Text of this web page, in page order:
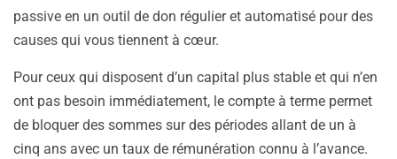
passive en un outil de don régulier et automatisé pour des
causes qui vous tiennent à cœur.
Pour ceux qui disposent d’un capital plus stable et qui n’en
ont pas besoin immédiatement, le compte à terme permet
de bloquer des sommes sur des périodes allant de un à
cinq ans avec un taux de rémunération connu à l’avance.